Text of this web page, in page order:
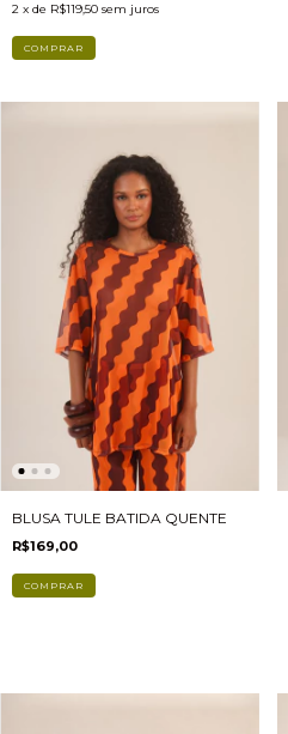
2 x de R$119,50 sem juros
COMPRAR
BLUSA TULE BATIDA QUENTE
R$169,00
COMPRAR